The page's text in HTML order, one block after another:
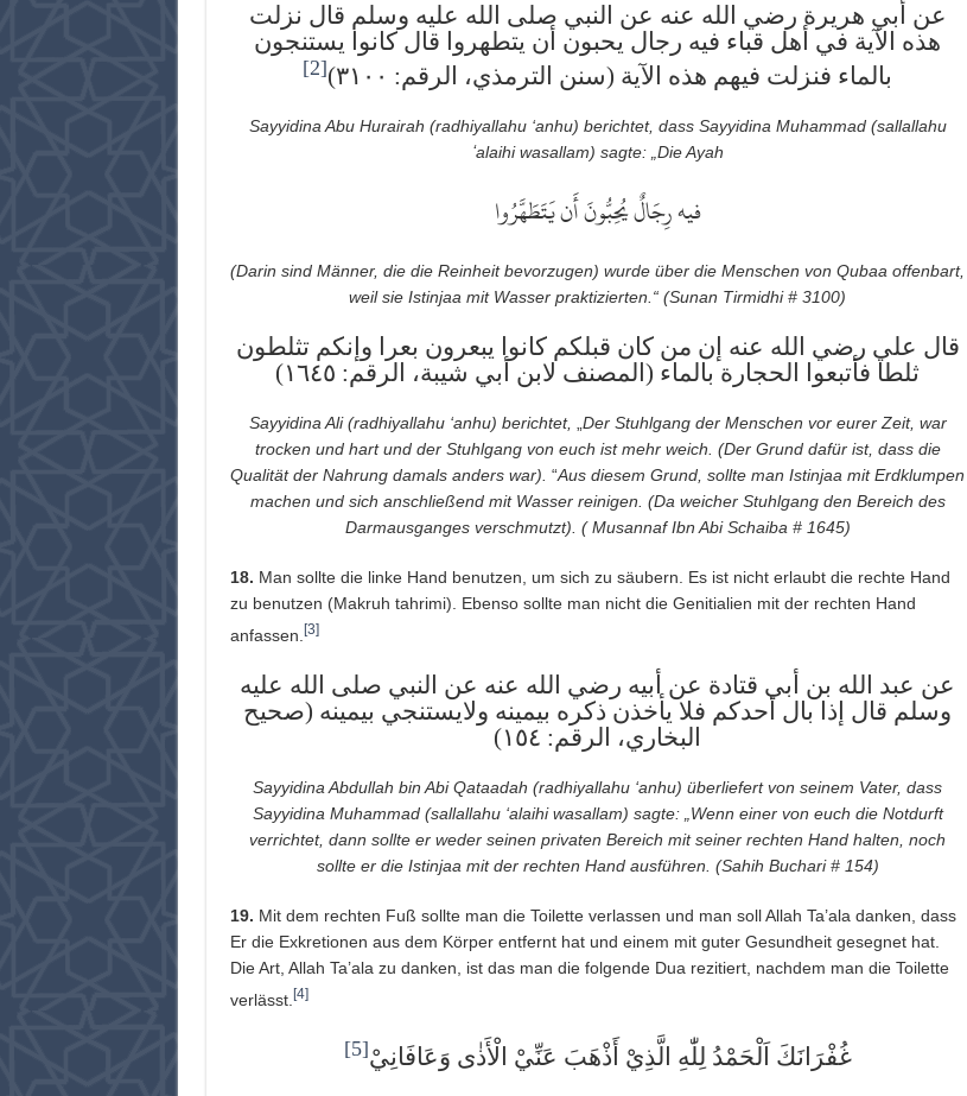
عن أبي هريرة رضي الله عنه عن النبي صلى الله عليه وسلم قال نزلت
هذه الآية في أهل قباء فيه رجال يحبون أن يتطهروا قال كانوا يستنجون
بالماء فنزلت فيهم هذه الآية (سنن الترمذي، الرقم: ٣١٠٠)
[2]
Sayyidina Abu Hurairah (radhiyallahu ‘anhu) berichtet, dass Sayyidina Muhammad (sallallahu
ʻalaihi wasallam) sagte: „Die Ayah
فيه رِجَالٌ يُحِبُّونَ أَن يَتَطَهَّرُوا
(Darin sind Männer, die die Reinheit bevorzugen) wurde über die Menschen von Qubaa offenbart,
weil sie Istinjaa mit Wasser praktizierten.“ (Sunan Tirmidhi # 3100)
قال علي رضي الله عنه إن من كان قبلكم كانوا يبعرون بعرا وإنكم تثلطون
ثلطا فأتبعوا الحجارة بالماء (المصنف لابن أبي شيبة، الرقم: ١٦٤٥)
Sayyidina Ali (radhiyallahu ‘anhu) berichtet,
Der Stuhlgang der Menschen vor eurer Zeit, war
trocken und hart und der Stuhlgang von euch ist mehr weich. (Der Grund dafür ist, dass die
Qualität der Nahrung damals anders war). “Aus diesem Grund, sollte man Istinjaa mit Erdklumpen
machen und sich anschließend mit Wasser reinigen. (Da weicher Stuhlgang den Bereich des
Darmausganges verschmutzt). ( Musannaf Ibn Abi Schaiba # 1645)
18. Man sollte die linke Hand benutzen, um sich zu säubern. Es ist nicht erlaubt die rechte Hand
zu benutzen (Makruh tahrimi). Ebenso sollte man nicht die Genitialien mit der rechten Hand
anfassen. [3]
عن عبد الله بن أبي قتادة عن أبيه رضي الله عنه عن النبي صلى الله عليه
وسلم قال إذا بال أحدكم فلا يأخذن ذكره بيمينه ولايستنجي بيمينه (صحيح
البخاري، الرقم: ١٥٤)
Sayyidina Abdullah bin Abi Qataadah (radhiyallahu ‘anhu) überliefert von seinem Vater, dass
Sayyidina Muhammad (sallallahu ‘alaihi wasallam) sagte: „Wenn einer von euch die Notdurft
verrichtet, dann sollte er weder seinen privaten Bereich mit seiner rechten Hand halten, noch
sollte er die Istinjaa mit der rechten Hand ausführen. (Sahih Buchari # 154)
19. Mit dem rechten Fuß sollte man die Toilette verlassen und man soll Allah Ta’ala danken, dass
Er die Exkretionen aus dem Körper entfernt hat und einem mit guter Gesundheit gesegnet hat.
Die Art, Allah Ta’ala zu danken, ist das man die folgende Dua rezitiert, nachdem man die Toilette
verlässt. [4]
غُفْرَانَكَ اَلْحَمْدُ لِلّٰهِ الَّذِيْ أَذْهَبَ عَنِّيْ الْأَذٰى وَعَافَانِيْ[5]